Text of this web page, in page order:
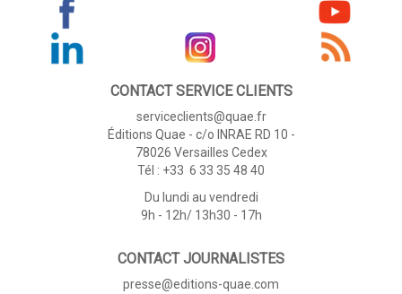
CONTACT SERVICE CLIENTS
serviceclients@quae.fr
Éditions Quae - c/o INRAE RD 10 -
78026 Versailles Cedex
Tél : +33 6 33 35 48 40
Du lundi au vendredi
9h - 12h/ 13h30 - 17h
CONTACT JOURNALISTES
presse@editions-quae.com